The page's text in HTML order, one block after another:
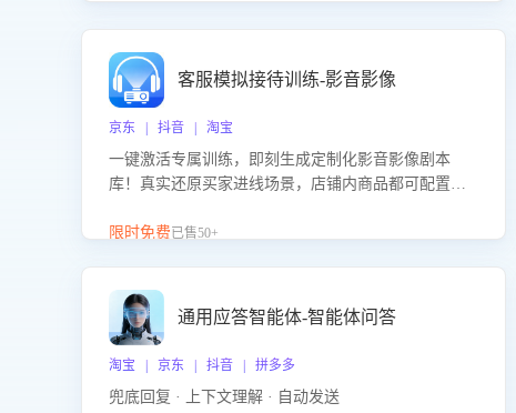
客服模拟接待训练-影音影像
京东 | 抖音 | 淘宝
一键激活专属训练，即刻生成定制化影音影像剧本
库！真实还原买家进线场景，店铺内商品都可配置到
升客服售前转化率。点击 “立即开通”，快速获取影音
限时免费已售50+
通用应答智能体-智能体问答
淘宝 | 京东 | 抖音 | 拼多多
兜底回复 · 上下文理解 · 自动发送